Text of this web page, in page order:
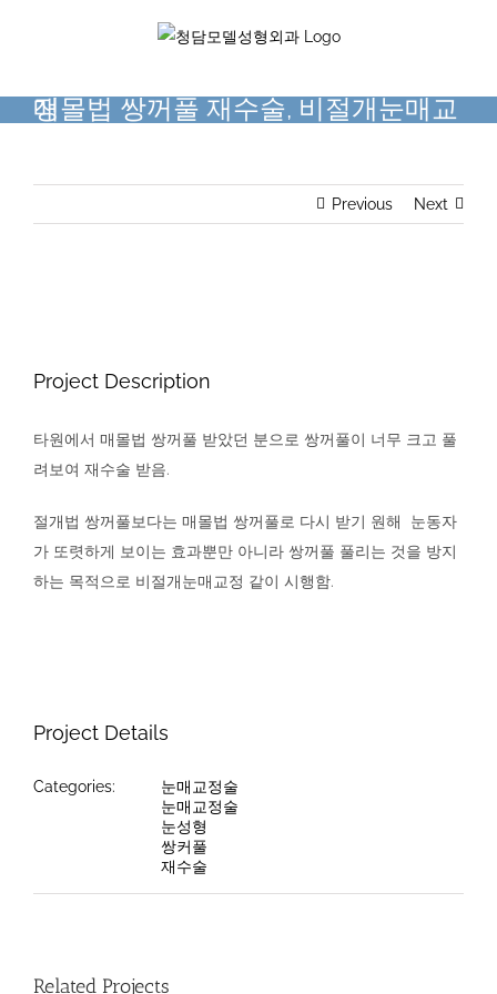
매몰법 쌍꺼풀 재수술, 비절개눈매교정
Previous Next
Project Description
타원에서 매몰법 쌍꺼풀 받았던 분으로 쌍꺼풀이 너무 크고 풀
려보여 재수술 받음.
절개법 쌍꺼풀보다는 매몰법 쌍꺼풀로 다시 받기 원해 눈동자
가 또렷하게 보이는 효과뿐만 아니라 쌍꺼풀 풀리는 것을 방지
하는 목적으로 비절개눈매교정 같이 시행함.
Project Details
Categories:
눈매교정술
눈매교정술
눈성형
쌍커풀
재수술
Related Projects